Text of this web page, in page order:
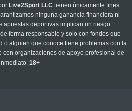
Live2Sport LLC tienen únicamente fines
ninguna ganancia financiera ni
apuestas deportivas implican un riesgo
forma responsable y solo con fondos que
o alguien que conoce tiene problemas con la
organizaciones de apoyo profesional de
18+